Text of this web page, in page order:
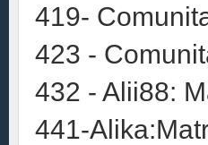
419-
423 -
432 - Alii88:
441-